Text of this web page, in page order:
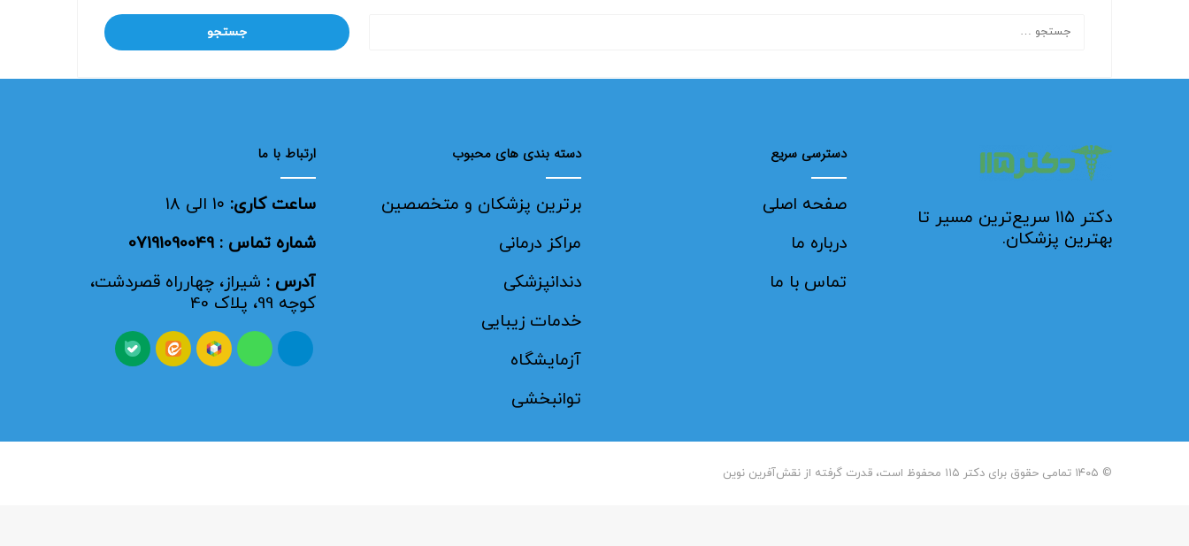
دکتر ۱۱۵ سریع‌ترین مسیر تا
بهترین پزشکان.
دسترسی سریع
صفحه اصلی
درباره ما
تماس با ما
دسته بندی های محبوب
برترین پزشکان و متخصصین
مراکز درمانی
دندانپزشکی
خدمات زیبایی
آزمایشگاه
توانبخشی‌
ارتباط با ما
ساعت کاری:
شماره تماس : 07191090049
آدرس : شیراز، چهارراه قصردشت،
کوچه 99، پلاک 40
© ۱۴۰۵ تمامی حقوق برای دکتر ۱۱۵ محفوظ است، قدرت گرفته از نقش‌آفرین نوین